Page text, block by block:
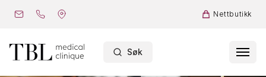
Nettbutikk
Søk